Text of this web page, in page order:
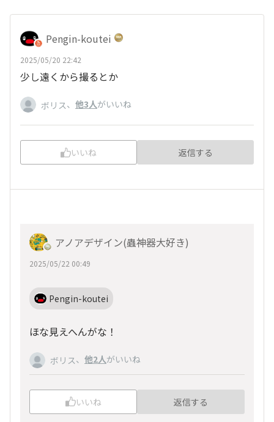
Pengin-koutei
2025/05/20 22:42
少し遠くから撮るとか
ボリス、 他3人がいいね
いいね 返信する
アノアデザイン(蟲神器大好き)
2025/05/22 00:49
Pengin-koutei
ほな見えへんがな！
ボリス、 他2人がいいね
いいね 返信する